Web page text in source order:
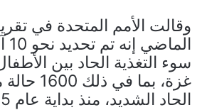
وقالت الأمم المتحدة في
سوء التغذية الحاد بين
غزة، بما
الحاد الشديد، منذ بداية عام 2025.